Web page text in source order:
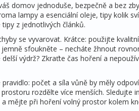
domov jednoduše, bezpečně a bez
lampy a esenciální oleje, tipy kolik
z jednotlivých článků.
se vyvarovat. Krátce: použijte
sfoukněte – necháte žhnout
výdrž? Zkraťte čas hoření a
počet a síla vůně by měly
rozdělte více menších. Sledujte
mějte při hoření volný prostor kolem